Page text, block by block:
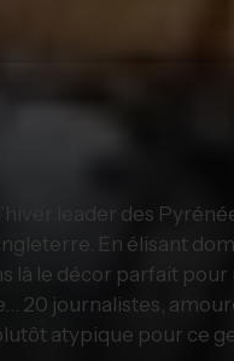
leader des
En élisant
là le décor parfait
20 journalistes,
atypique pour ce